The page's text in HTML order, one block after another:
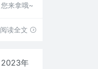
您来拿哦~
阅读全文
2023年